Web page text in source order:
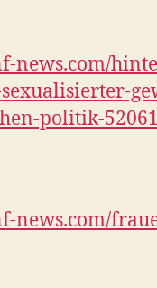
news.com/
politik-52061
news.com/